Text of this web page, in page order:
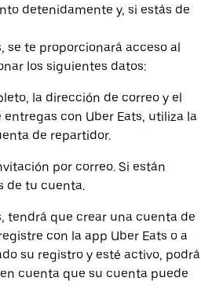
detenidamente y, si estás de
se te proporcionará acceso al
los siguientes datos:
la dirección de correo y el
con Uber Eats, utiliza la
de repartidor.
por correo. Si están
de tu cuenta.
tendrá que crear una cuenta de
con la app Uber Eats o a
su registro y esté activo, podrá
cuenta que su cuenta puede